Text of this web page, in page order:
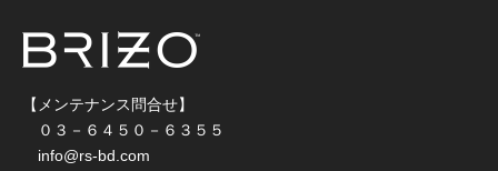
【メンテナンス問合せ】
０３－６４５０－６３５５
info@rs-bd.com